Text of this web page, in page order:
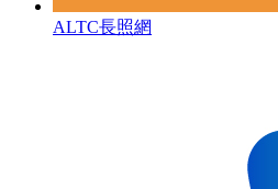
ALTC長照網